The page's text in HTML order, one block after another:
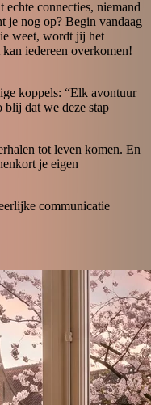
connecties, niemand
je nog op? Begin vandaag
weet, wordt jij het
iedereen overkomen!
koppels: “Elk avontuur
blij dat we deze stap
tot leven komen. En
je eigen
communicatie